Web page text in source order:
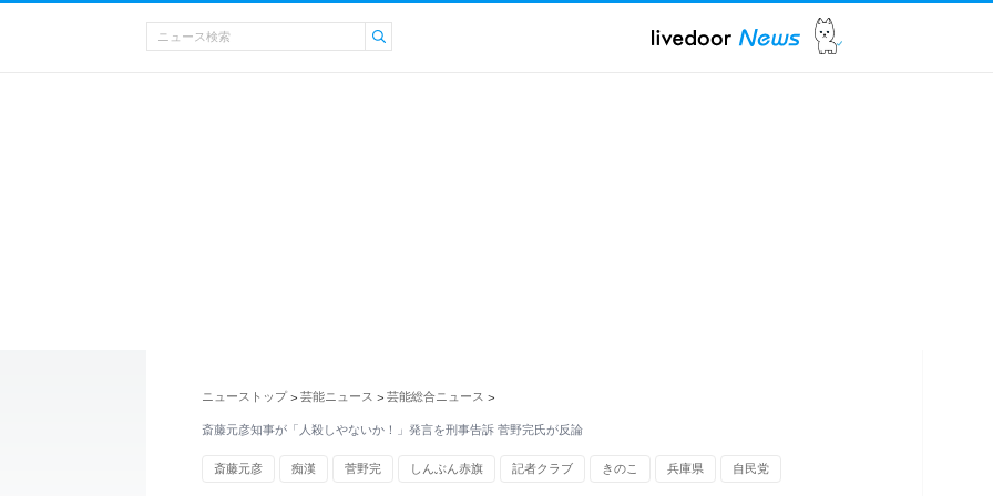
ニューストップ > 芸能ニュース > 芸能総合ニュース >
斎藤元彦知事が「人殺しやないか！」発言を刑事告訴 菅野完氏が反論
斎藤元彦 痴漢 菅野完 しんぶん赤旗 記者クラブ きのこ 兵庫県 自民党